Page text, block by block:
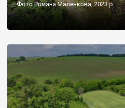
Фото Романа Маленкова, 2023 р.